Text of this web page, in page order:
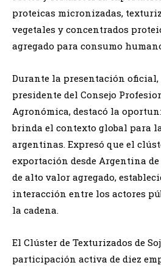
proteicas micronizadas,
vegetales y concentrados
agregado para consumo
Durante la presentación oficial,
presidente del Consejo
Agronómica, destacó la
brinda el contexto global para
argentinas. Expresó que el
exportación desde Argentina
de alto valor agregado,
interacción entre los actores
la cadena.
El Clúster de Texturizados de
participación activa de diez